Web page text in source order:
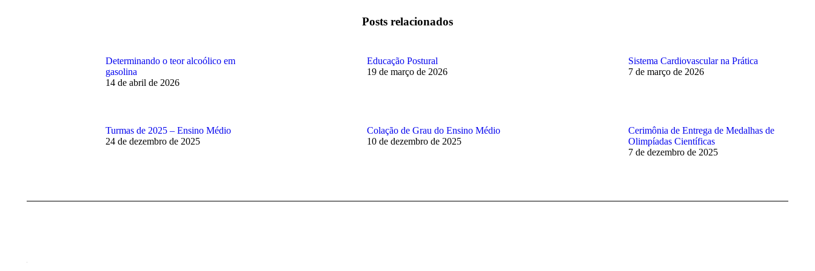
Posts relacionados
Determinando o teor alcoólico em
gasolina
14 de abril de 2026
Educação Postural
19 de março de 2026
Sistema Cardiovascular na Prática
7 de março de 2026
Turmas de 2025 – Ensino Médio
24 de dezembro de 2025
Colação de Grau do Ensino Médio
10 de dezembro de 2025
Cerimônia de Entrega de Medalhas de
Olimpíadas Científicas
7 de dezembro de 2025